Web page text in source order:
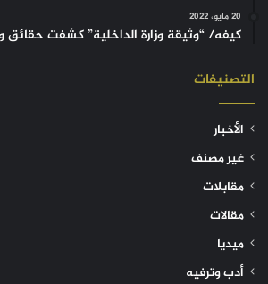
20 مايو، 2022
كيفه/ “وثيقة وزارة الداخلية” كشفت حقائق
التصنيفات
الأخبار
غير مصنف
مقابلات
مقالات
ميديا
أدب وترفيه